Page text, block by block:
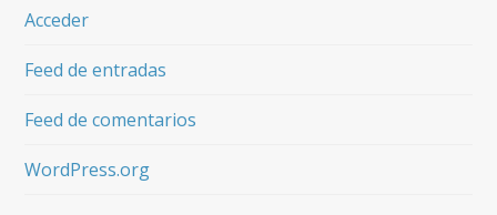
Acceder
Feed de entradas
Feed de comentarios
WordPress.org